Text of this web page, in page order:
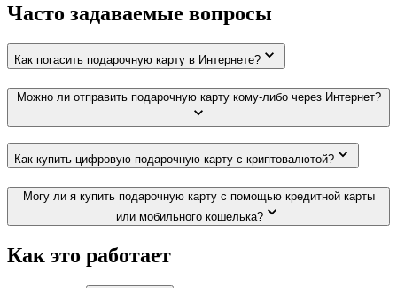
Часто задаваемые вопросы
Как погасить подарочную карту в Интернете?
Можно ли отправить подарочную карту кому-либо через Интернет?
Как купить цифровую подарочную карту с криптовалютой?
Могу ли я купить подарочную карту с помощью кредитной карты
или мобильного кошелька?
Как это работает